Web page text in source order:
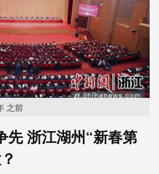
之前
先 浙江湖州“新春第